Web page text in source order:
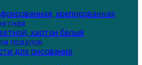
крепированная
картон белый
поделок
для рисования